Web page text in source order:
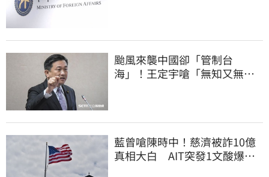
颱風來襲中國卻「管制台
海」！王定宇嗆「無知又無
藍曾嗆陳時中！慈濟被詐10億
真相大白 AIT突發1文酸爆…